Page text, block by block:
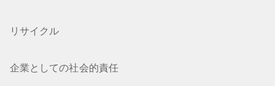
リサイクル
企業としての社会的責任